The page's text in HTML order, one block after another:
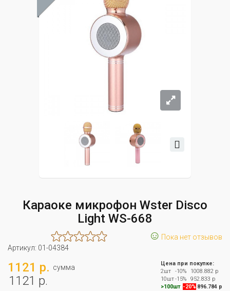
Караоке микрофон Wster Disco
Light WS-668
☺ Пока нет отзывов
Артикул: 01-04384
1121 р. сумма
1121 р.
Цена при покупке:
2шт
-10%
1008.882 р
10шт-15%
952.833 р
>100шт -20% 896.784 р